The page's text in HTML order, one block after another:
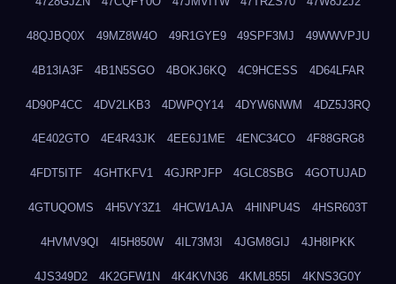
48QJBQ0X 49MZ8W4O 49R1GYE9 49SPF3MJ 49WWVPJU
4B13IA3F 4B1N5SGO 4BOKJ6KQ 4C9HCESS 4D64LFAR
4D90P4CC 4DV2LKB3 4DWPQY14 4DYW6NWM 4DZ5J3RQ
4E402GTO 4E4R43JK 4EE6J1ME 4ENC34CO 4F88GRG8
4FDT5ITF 4GHTKFV1 4GJRPJFP 4GLC8SBG 4GOTUJAD
4GTUQOMS 4H5VY3Z1 4HCW1AJA 4HINPU4S 4HSR603T
4HVMV9QI 4I5H850W 4IL73M3I 4JGM8GIJ 4JH8IPKK
4JS349D2 4K2GFW1N 4K4KVN36 4KML855I 4KNS3G0Y